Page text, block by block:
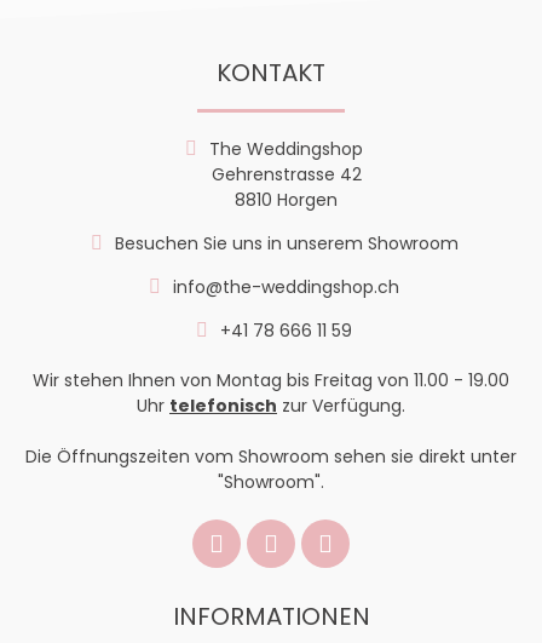
KONTAKT
The Weddingshop
Gehrenstrasse 42
8810 Horgen
Besuchen Sie uns in unserem Showroom
info@the-weddingshop.ch
+41 78 666 11 59
Wir stehen Ihnen von Montag bis Freitag von 11.00 - 19.00
Uhr telefonisch zur Verfügung.
Die Öffnungszeiten vom Showroom sehen sie direkt unter
"Showroom".
INFORMATIONEN